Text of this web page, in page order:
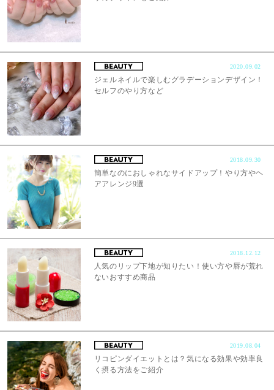
2020.09.02
ジェルネイルで楽しむグラデーションデザイン！
セルフのやり方など
2018.09.30
簡単なのにおしゃれなサイドアップ！やり方やヘ
アアレンジ9選
2018.12.12
人気のリップ下地が知りたい！使い方や唇が荒れ
ないおすすめ商品
2019.08.04
リコピンダイエットとは？気になる効果や効率良
く摂る方法をご紹介